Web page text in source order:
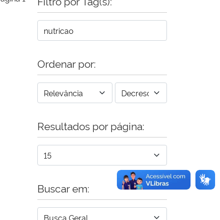
Ordenar por:
Resultados por página:
Buscar em: